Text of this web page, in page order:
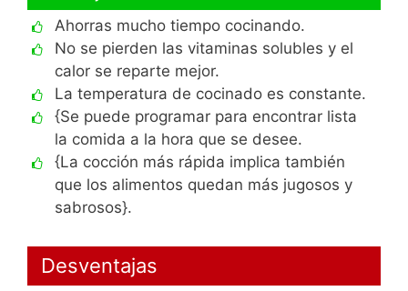
Ahorras mucho tiempo cocinando.
No se pierden las vitaminas solubles y el
calor se reparte mejor.
La temperatura de cocinado es constante.
{Se puede programar para encontrar lista
la comida a la hora que se desee.
{La cocción más rápida implica también
que los alimentos quedan más jugosos y
sabrosos}.
Desventajas